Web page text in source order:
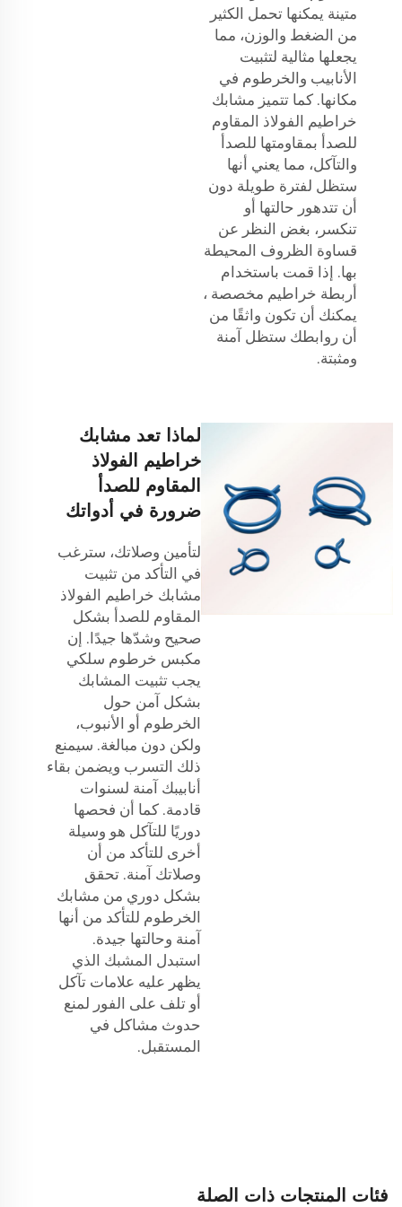
متينة يمكنها تحمل الكثير
من الضغط والوزن، مما
يجعلها مثالية لتثبيت
الأنابيب والخرطوم في
مكانها. كما تتميز مشابك
خراطيم الفولاذ المقاوم
للصدأ بمقاومتها للصدأ
والتآكل، مما يعني أنها
ستظل لفترة طويلة دون
أن تتدهور حالتها أو
تنكسر، بغض النظر عن
قساوة الظروف المحيطة
بها. إذا قمت باستخدام
أربطة خراطيم مخصصة ،
يمكنك أن تكون واثقًا من
أن روابطك ستظل آمنة
ومثبتة.
لماذا تعد مشابك
خراطيم الفولاذ
المقاوم للصدأ
ضرورة في أدواتك
لتأمين وصلاتك، سترغب
في التأكد من تثبيت
مشابك خراطيم الفولاذ
المقاوم للصدأ بشكل
صحيح وشدّها جيدًا. إن
مكبس خرطوم سلكي
يجب تثبيت المشابك
بشكل آمن حول
الخرطوم أو الأنبوب،
ولكن دون مبالغة. سيمنع
ذلك التسرب ويضمن بقاء
أنابيبك آمنة لسنوات
قادمة. كما أن فحصها
دوريًا للتآكل هو وسيلة
أخرى للتأكد من أن
وصلاتك آمنة. تحقق
بشكل دوري من مشابك
الخرطوم للتأكد من أنها
آمنة وحالتها جيدة.
استبدل المشبك الذي
يظهر عليه علامات تآكل
أو تلف على الفور لمنع
حدوث مشاكل في
المستقبل.
فئات المنتجات ذات الصلة